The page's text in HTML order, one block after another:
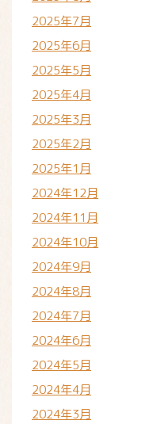
2025年7月
2025年6月
2025年5月
2025年4月
2025年3月
2025年2月
2025年1月
2024年12月
2024年11月
2024年10月
2024年9月
2024年8月
2024年7月
2024年6月
2024年5月
2024年4月
2024年3月